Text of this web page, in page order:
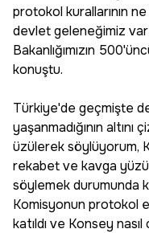
protokol kurallarının
devlet geleneğimiz
Bakanlığımızın
konuştu.
Türkiye'de geçmişte
yaşanmadığının
üzülerek söylüyorum,
rekabet ve kavga
söylemek durumunda
Komisyonun protokol
katıldı ve Konsey